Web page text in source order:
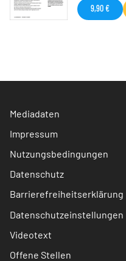
9,90 €
Mediadaten
Impressum
Nutzungsbedingungen
Datenschutz
Barrierefreiheitserklärung
Datenschutzeinstellungen
Videotext
Offene Stellen